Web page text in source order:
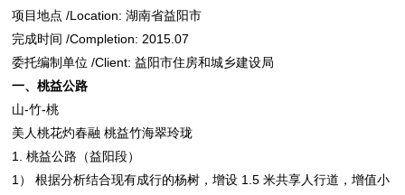
项目地点 /Location: 湖南省益阳市
完成时间 /Completion: 2015.07
委托编制单位 /Client: 益阳市住房和城乡建设局
一、桃益公路
山-竹-桃
美人桃花灼春融 桃益竹海翠玲珑
1. 桃益公路（益阳段）
1） 根据分析结合现有成行的杨树，增设 1.5 米共享人行道，增值小